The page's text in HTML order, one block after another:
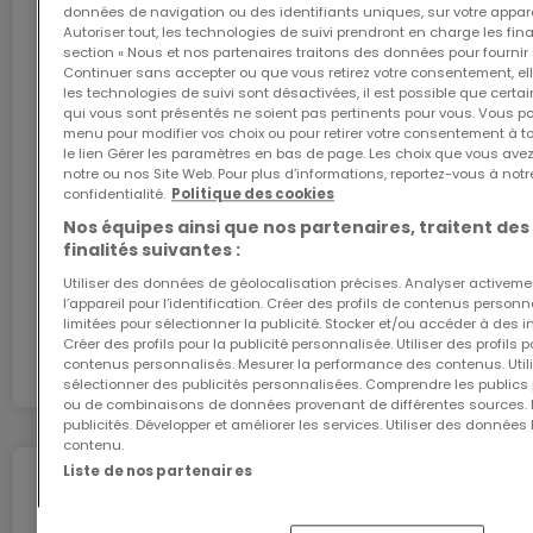
+++ Prestations & finitions +++
Prestations de qualité avec finitions
personnalisables (dans le cadre du cahier des
charges)
Construction conforme aux standards actuels :
pompe à chaleur / chauffage au sol / ventilation
double flux / triple vitrage.
Prix à partir de : [1.162.000 €] - Prix affiché avec TVA
(Taux réduit - sous réserve d’acceptation par
l’Administration compétente)
Les aides étatiques éventuelles sont déduites,
L'internet Giga : l'Internet à domicile
Bénéficiez d’1 mois d’internet gratuit avec le code
ATHOME26 sur le réseau le plus rapide du
Luxembourg.
J’y vais
En partenariat avec
Déménagez en toute
données de navigation ou des identifiants uniques, sur votre
Autoriser tout, les technologies de suivi prendront en charge les
section « Nous et nos partenaires traitons des données pour fournir
Continuer sans accepter ou que vous retirez votre consentement,
les technologies de suivi sont désactivées, il est possible que
qui vous sont présentés ne soient pas pertinents pour vous. Vous
menu pour modifier vos choix ou pour retirer votre consentement à
le lien Gérer les paramètres en bas de page. Les choix que vous
notre ou nos Site Web. Pour plus d’informations, reportez-vous à
confidentialité. Politique des cookies
Nos équipes ainsi que nos partenaires, traitent
finalités suivantes :
Utiliser des données de géolocalisation précises. Analyser
l’appareil pour l’identification. Créer des profils de contenus
limitées pour sélectionner la publicité. Stocker et/ou accéder à des
Créer des profils pour la publicité personnalisée. Utiliser des profils
contenus personnalisés. Mesurer la performance des contenus.
sélectionner des publicités personnalisées. Comprendre les
ou de combinaisons de données provenant de différentes sources.
publicités. Développer et améliorer les services. Utiliser des
contenu.
Liste de nos partenaires